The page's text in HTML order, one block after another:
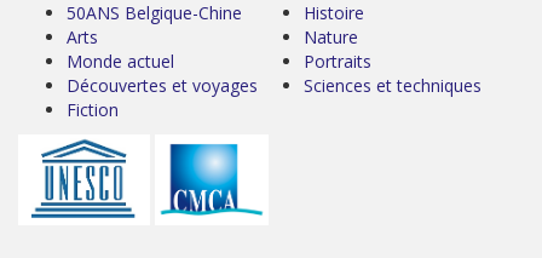
50ANS Belgique-Chine
Arts
Monde actuel
Découvertes et voyages
Fiction
Histoire
Nature
Portraits
Sciences et techniques